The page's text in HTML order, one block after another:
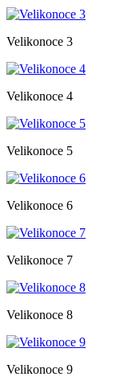
Velikonoce 3
Velikonoce 4
Velikonoce 5
Velikonoce 6
Velikonoce 7
Velikonoce 8
Velikonoce 9